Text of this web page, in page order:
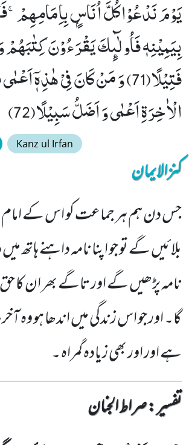
یَوْمَ نَدْعُوْا كُلَّ اُنَاسٍۭ بِاِمَامِهِمْۚ-
بِیَمِیْنِهٖ فَاُولٰٓىٕكَ یَقْرَءُوْنَ كِتٰبَهُمْ
فَتِیْلًا(71) وَ مَنْ كَانَ فِیْ هٰذِهٖۤ
الْاٰخِرَةِ اَعْمٰى وَ اَضَلُّ سَبِیْلًا(72)
Kanz ul Irfan
کنزالایمان
جس دن ہم ہر جماعت کو اس کے
بلائیں گے تو جو اپنا نامہ داہنے ہاتھ میں
نامہ پڑھیں گے اور تاگے بھر ان کا
گا۔ اور جو اس زندگی میں اندھا ہو وہ
ہے اور اور بھی زیادہ گمراہ ۔
تفسیر : ‎صراط الجنان